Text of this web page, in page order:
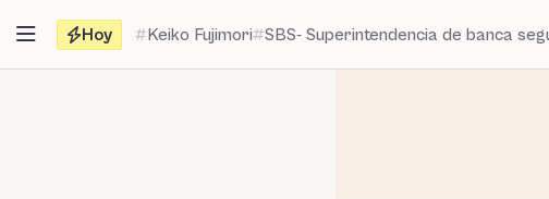
contenido
Hoy Keiko Fujimori SBS- Superintendencia de banca